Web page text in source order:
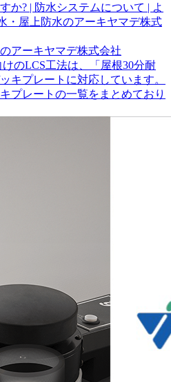
か? | 防水システムについて | よ
・屋上防水のアーキヤマデ株式
アーキヤマデ株式会社
のLCS工法は、「屋根30分耐
キプレートに対応しています。
プレートの一覧をまとめており